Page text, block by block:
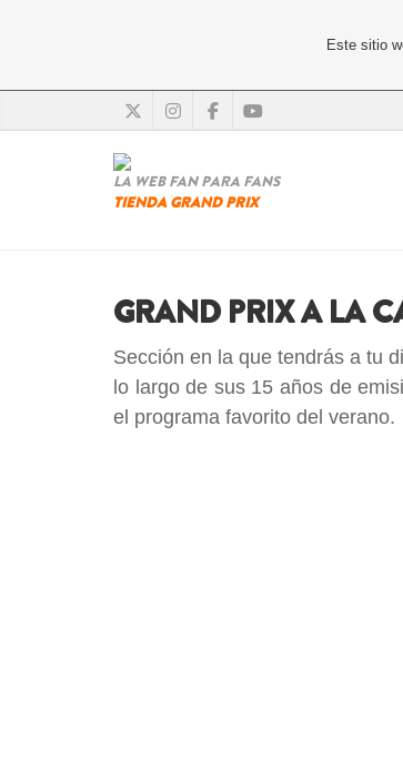
LA WEB FAN PARA FANS
TIENDA GRAND PRIX
GRAND PRIX A LA
Sección en la que tendrás a tu
lo largo de sus 15 años de
el programa favorito del verano.
Este sitio